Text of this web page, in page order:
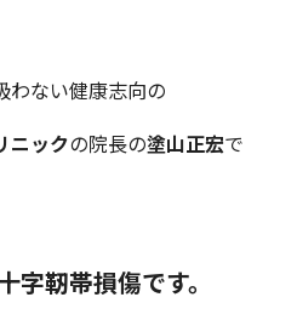
わない健康志向の
ニックの院長の塗山正宏で
字靭帯損傷です。